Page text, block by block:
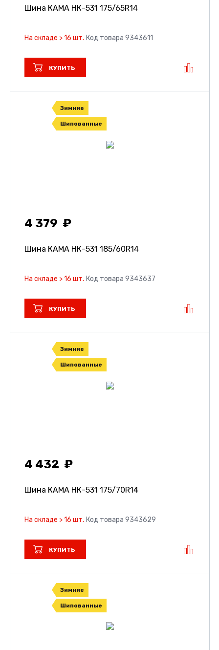
Шина КАМА НК-531 175/65R14
На складе > 16 шт. Код товара 9343611
КУПИТЬ
Зимние
Шипованные
4 379
Шина КАМА НК-531 185/60R14
На складе > 16 шт. Код товара 9343637
КУПИТЬ
Зимние
Шипованные
4 432
Шина КАМА НК-531 175/70R14
На складе > 16 шт. Код товара 9343629
КУПИТЬ
Зимние
Шипованные